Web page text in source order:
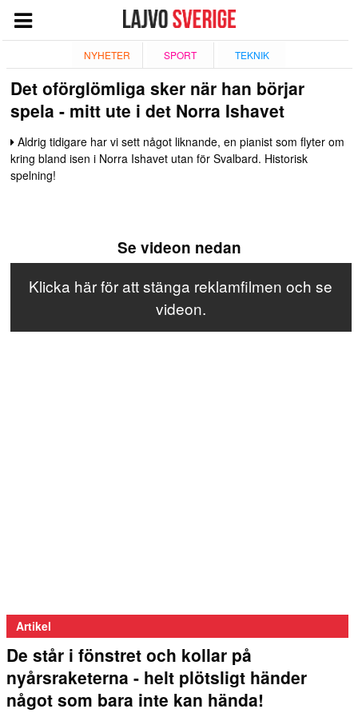
NYHETER SPORT TEKNIK
NYHETER
NÖJE
TV
TEKNIK
SPORT
GIVANDE
Det oförglömliga sker när han börjar
spela - mitt ute i det Norra Ishavet
Aldrig tidigare har vi sett något liknande, en pianist som flyter om
kring bland isen i Norra Ishavet utan för Svalbard. Historisk
spelning!
Se videon nedan
Klicka här för att stänga reklamfilmen och se
videon.
Artikel
De står i fönstret och kollar på
nyårsraketerna - helt plötsligt händer
något som bara inte kan hända!